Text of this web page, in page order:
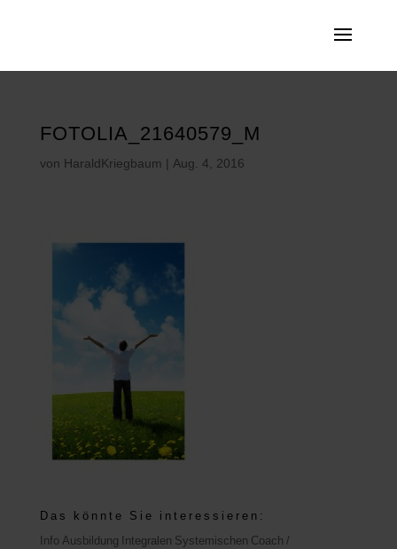
FOTOLIA_21640579_M
von HaraldKriegbaum | Aug. 4, 2016
Das könnte Sie interessieren:
Info Ausbildung Integralen Systemischen Coach /